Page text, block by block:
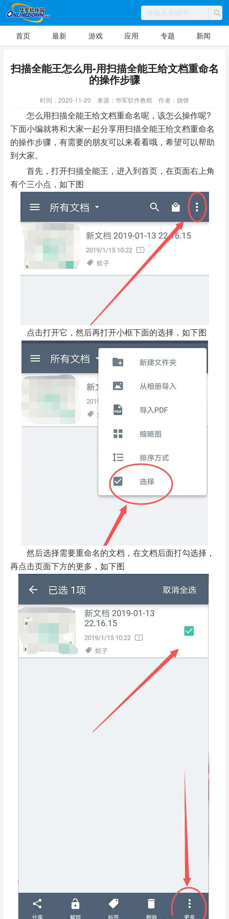
首页 最新 游戏 应用 专题 新闻
扫描全能王怎么用-用扫描全能王给文档重命名
的操作步骤
时间：2020-11-20 来源：华军软件教程 作者：烧饼
怎么用扫描全能王给文档重命名呢，该怎么操作呢?
下面小编就将和大家一起分享用扫描全能王给文档重命名
的操作步骤，有需要的朋友可以来看看哦，希望可以帮助
到大家。
首先，打开扫描全能王，进入到首页，在页面右上角
有个三小点，如下图
点击打开它，然后再打开小框下面的选择，如下图
然后选择需要重命名的文档，在文档后面打勾选择，
再点击页面下方的更多，如下图